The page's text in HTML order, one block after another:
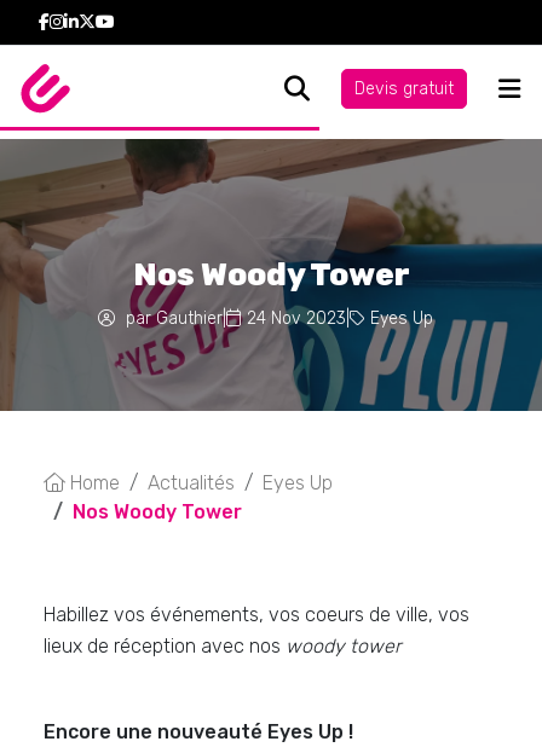
Devis gratuit
Nos Woody Tower
par Gauthier| 24 Nov 2023 Eyes Up
Home Actualités
Eyes Up
Nos Woody Tower
Habillez vos événements, vos coeurs de ville, vos
lieux de réception avec nos woody tower
Encore une nouveauté Eyes Up !